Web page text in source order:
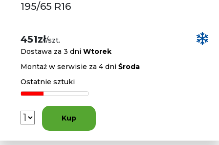
195/65 R16
451zł/szt.
Dostawa za 3 dniWtorek
Montaż w serwisie za 4 dniŚroda
Ostatnie sztuki
Kup